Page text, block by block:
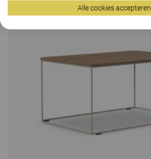
Alle cookies accepteren